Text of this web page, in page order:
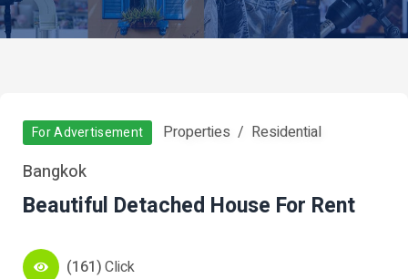
For Advertisement Properties Residential
Bangkok
Beautiful Detached House For Rent
(161)Click